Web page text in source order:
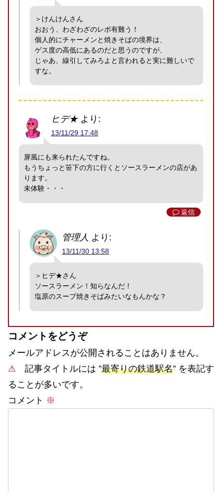
＞けんけんさん
おおう、わざわざのレポ有難う！
個人的にチャーメンと焼きそばの境界は、
ゲス度の高低にあるのだと思うのですが、
じゃあ、線引してみろよと言われると実に難しいで
すな。
ヒデ★ より:
13/11/29 17:48
屏風にも来られたんですね。
もうちょっと笹下の方に行くとソースラーメンの店があ
ります。
未体験・・・
返信
管理人 より:
13/11/30 13:58
＞ヒデ★さん
ソースラーメン！知らなんだ！
塩原のスープ焼きそばみたいなもんかな？
コメントをどうぞ
メールアドレスが公開されることはありません。
⚠ 記事タイトルには ”最寄りの鉄道駅名” を表記す
ることが多いです。
コメント ※